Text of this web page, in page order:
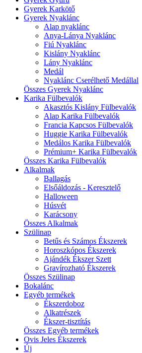
Gyerek Karkötő
Gyerek Nyaklánc
Alap nyaklánc
Anya-Lánya Nyaklánc
Fiú Nyaklánc
Kislány Nyaklánc
Lány Nyaklánc
Medál
Nyaklánc Cserélhető Medállal
Összes Gyerek Nyaklánc
Karika Fülbevalók
Akasztós Kislány Fülbevalók
Alap Karika Fülbevalók
Francia Kapcsos Fülbevalók
Huggie Karika Fülbevalók
Medálos Karika Fülbevalók
Prémium+ Karika Fülbevalók
Összes Karika Fülbevalók
Alkalmak
Ballagás
Elsőáldozás - Keresztelő
Halloween
Húsvét
Karácsony
Összes Alkalmak
Szülinap
Betűs és Számos Ékszerek
Horoszkópos Ékszerek
Ajándék Ékszer Szett
Gravírozható Ékszerek
Összes Szülinap
Bokalánc
Egyéb termékek
Ékszerdoboz
Alkatrészek
Ékszer-tisztítás
Összes Egyéb termékek
Ovis Jeles Ékszerek
Új